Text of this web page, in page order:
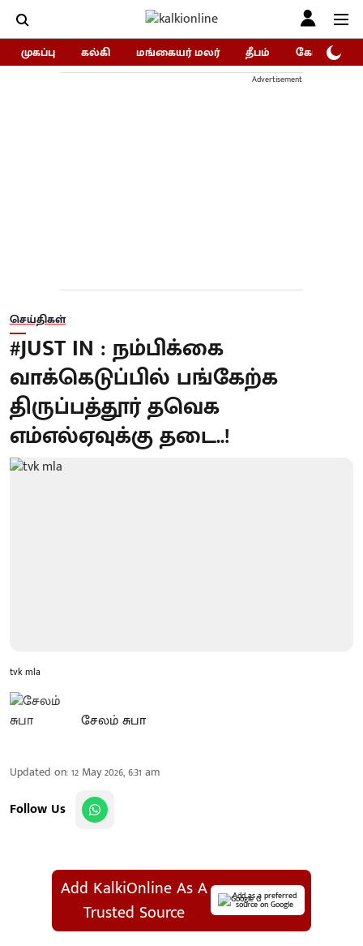
முகப்பு கல்கி மங்கையர் மலர் தீபம் கோகுலம்/
Advertisement
செய்திகள்
#JUST IN : நம்பிக்கை
வாக்கெடுப்பில் பங்கேற்க
திருப்பத்தூர் தவெக
எம்எல்ஏவுக்கு தடை..!
tvk mla
சேலம் சுபா
Updated on:12 May 2026, 6:31 am
Follow Us
Add KalkiOnline As A
Trusted Source
Add as a preferred
source on Google